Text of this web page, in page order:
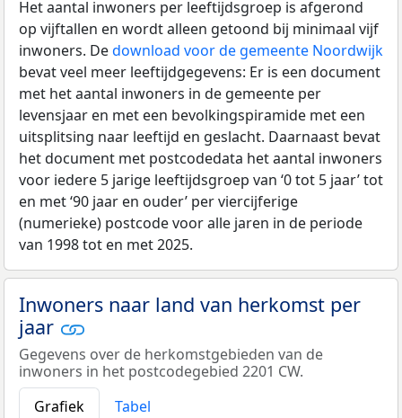
Het aantal inwoners per leeftijdsgroep is afgerond
op vijftallen en wordt alleen getoond bij minimaal vijf
inwoners. Dedownload voor de gemeente Noordwijk
bevat veel meer leeftijdgegevens: Er is een document
met het aantal inwoners in de gemeente per
levensjaar en met een bevolkingspiramide met een
uitsplitsing naar leeftijd en geslacht. Daarnaast bevat
het document met postcodedata het aantal inwoners
voor iedere 5 jarige leeftijdsgroep van ‘0 tot 5 jaar’ tot
en met ‘90 jaar en ouder’ per viercijferige
(numerieke) postcode voor alle jaren in de periode
van 1998 tot en met 2025.
Inwoners naar land van herkomst per
jaar
Gegevens over de herkomstgebieden van de
inwoners in het postcodegebied 2201 CW.
Grafiek
Tabel